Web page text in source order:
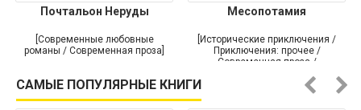
Почтальон Неруды
[Современные любовные
романы / Современная проза]
Месопотамия
[Исторические приключения /
Приключения: прочее /
Современная проза /
САМЫЕ ПОПУЛЯРНЫЕ КНИГИ